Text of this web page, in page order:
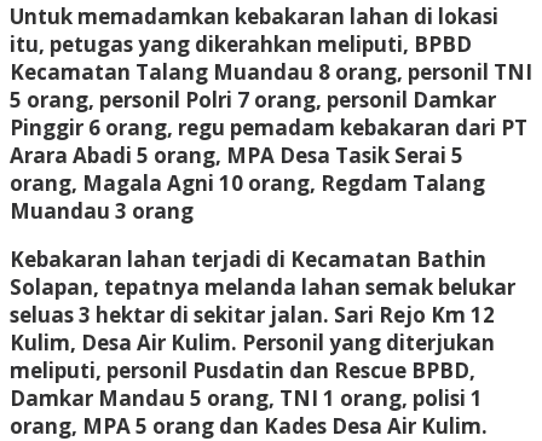
Untuk memadamkan kebakaran lahan di lokasi
itu, petugas yang dikerahkan meliputi, BPBD
Kecamatan Talang Muandau 8 orang, personil TNI
5 orang, personil Polri 7 orang, personil Damkar
Pinggir 6 orang, regu pemadam kebakaran dari PT
Arara Abadi 5 orang, MPA Desa Tasik Serai 5
orang, Magala Agni 10 orang, Regdam Talang
Muandau 3 orang
Kebakaran lahan terjadi di Kecamatan Bathin
Solapan, tepatnya melanda lahan semak belukar
seluas 3 hektar di sekitar jalan. Sari Rejo Km 12
Kulim, Desa Air Kulim. Personil yang diterjukan
meliputi, personil Pusdatin dan Rescue BPBD,
Damkar Mandau 5 orang, TNI 1 orang, polisi 1
orang, MPA 5 orang dan Kades Desa Air Kulim.